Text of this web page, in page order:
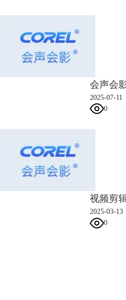
图4：Corel
体验。直观的编辑界面，一体化的编辑
化了工作流程的编辑快捷方式和增强功
需求，又丰富了专业用户的灵感来源。
2025-07-11
0
2025-03-13
0